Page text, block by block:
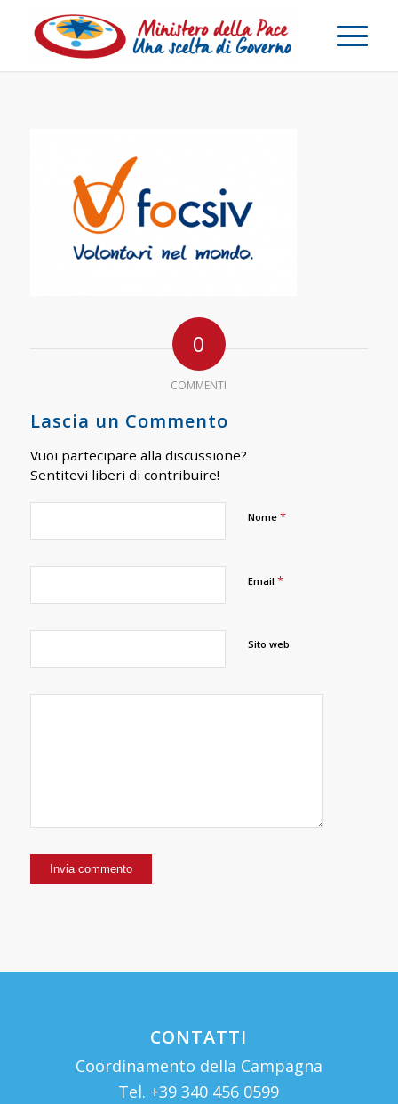
0
COMMENTI
Lascia un Commento
Vuoi partecipare alla discussione?
Sentitevi liberi di contribuire!
Nome *
Email *
Sito web
CONTATTI
Coordinamento della Campagna
Tel. +39 340 456 0599